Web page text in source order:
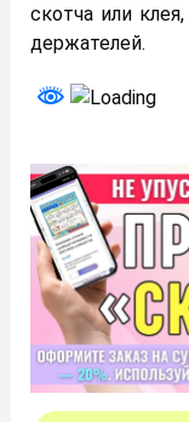
скотча или
держателей.